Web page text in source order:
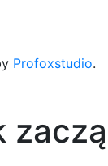
Profoxstudio.